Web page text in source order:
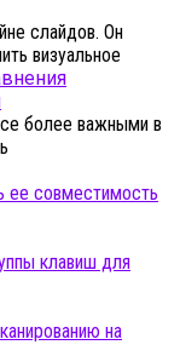
слайдов. Он
визуальное
более важными в
ее совместимость
клавиш для
на